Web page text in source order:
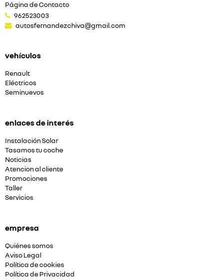
Página de Contacto
962523003
autosfernandezchiva@gmail.com
vehículos
Renault
Eléctricos
Seminuevos
enlaces de interés
Instalación Solar
Tasamos tu coche
Noticias
Atencion al cliente
Promociones
Taller
Servicios
empresa
Quiénes somos
Aviso Legal
Política de cookies
Política de Privacidad